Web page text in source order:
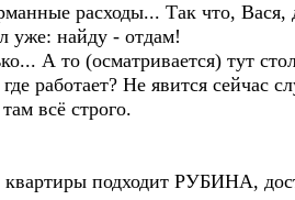
расходы... Так что, Вася,
найду - отдам!
А то (осматривается) тут
работает? Не явится сейчас
всё строго.
подходит РУБИНА,